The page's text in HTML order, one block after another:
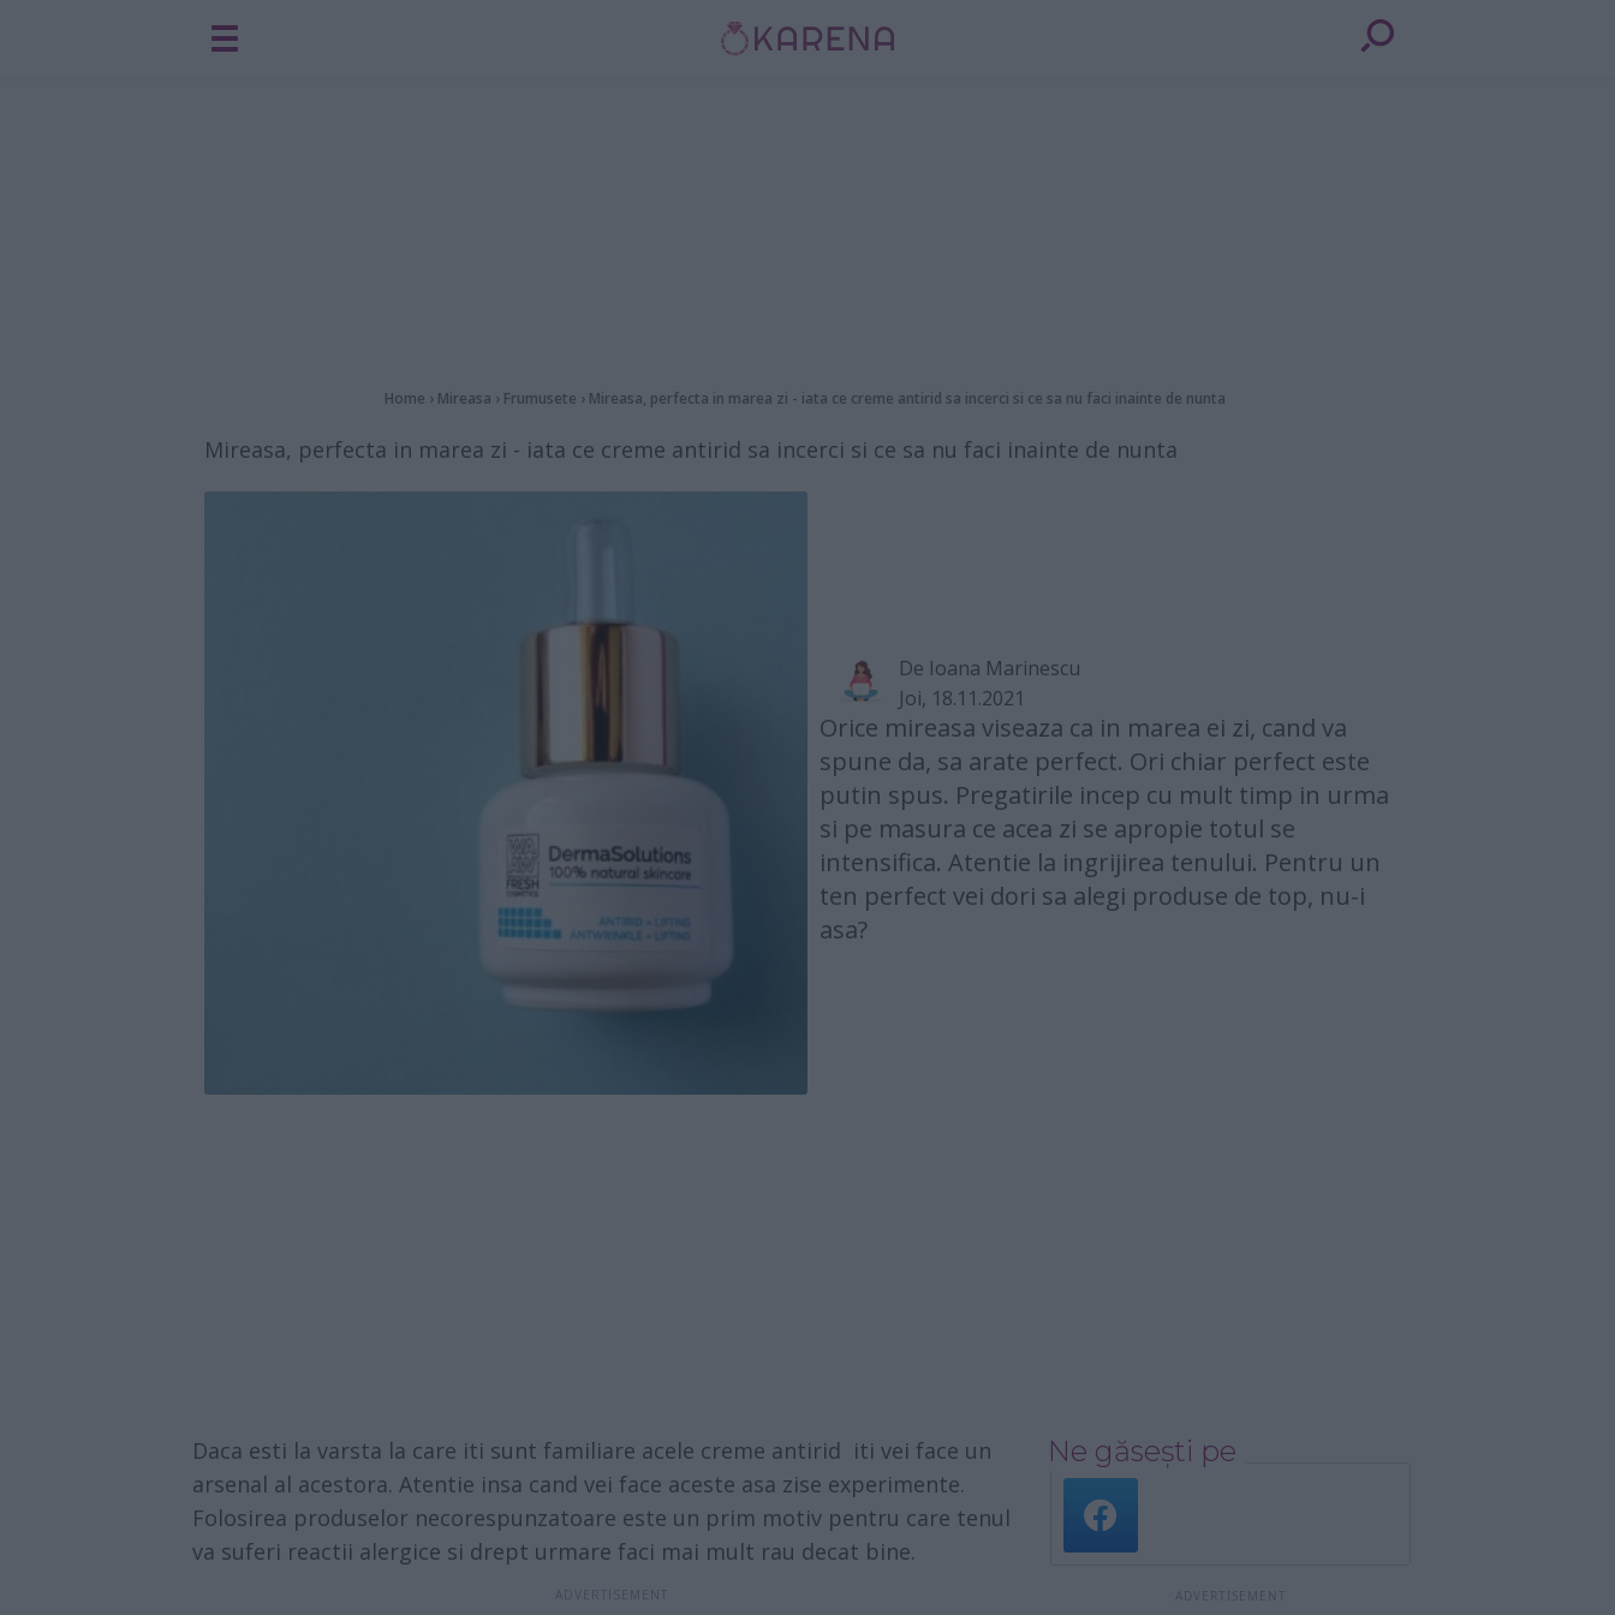
Home › Mireasa › Frumusete › Mireasa, perfecta in marea zi - iata ce creme antirid sa incerci si ce sa nu faci inainte de nunta
Mireasa, perfecta in marea zi - iata ce creme antirid sa incerci si ce sa nu faci inainte de nunta
De Ioana Marinescu
Joi, 18.11.2021
Orice mireasa viseaza ca in marea ei zi, cand va
spune da, sa arate perfect. Ori chiar perfect este
putin spus. Pregatirile incep cu mult timp in urma
si pe masura ce acea zi se apropie totul se
intensifica. Atentie la ingrijirea tenului. Pentru un
ten perfect vei dori sa alegi produse de top, nu-i
asa?
Daca esti la varsta la care iti sunt familiare acele creme antirid iti vei face un
arsenal al acestora. Atentie insa cand vei face aceste asa zise experimente.
Folosirea produselor necorespunzatoare este un prim motiv pentru care tenul
va suferi reactii alergice si drept urmare faci mai mult rau decat bine.
Ne găsești pe